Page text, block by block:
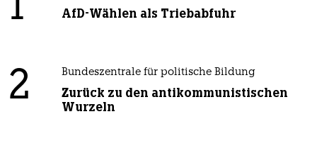
AfD-Wählen als Triebabfuhr
2 Bundeszentrale für politische Bildung
Zurück zu den antikommunistischen
Wurzeln